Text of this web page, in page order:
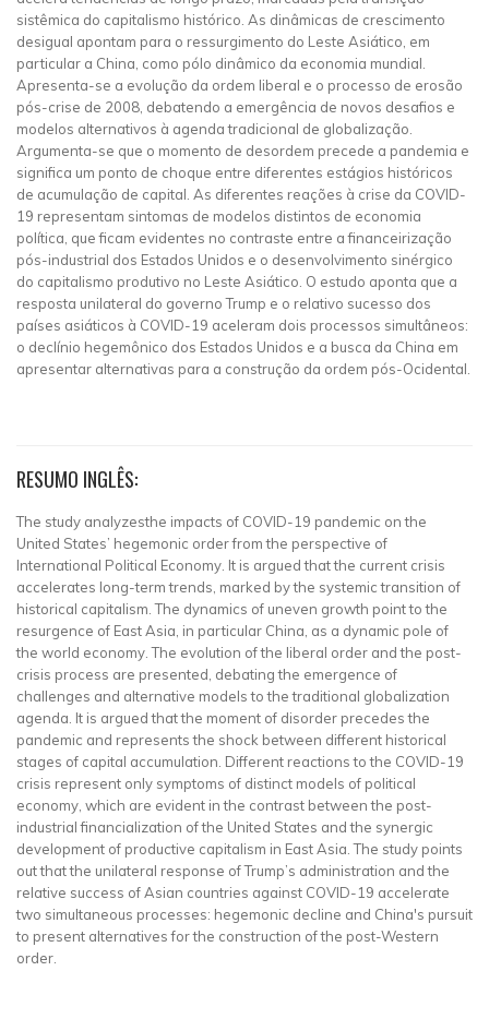
sistêmica do capitalismo histórico. As dinâmicas de crescimento
desigual apontam para o ressurgimento do Leste Asiático, em
particular a China, como pólo dinâmico da economia mundial.
Apresenta-se a evolução da ordem liberal e o processo de erosão
pós-crise de 2008, debatendo a emergência de novos desafios e
modelos alternativos à agenda tradicional de globalização.
Argumenta-se que o momento de desordem precede a pandemia e
significa um ponto de choque entre diferentes estágios históricos
de acumulação de capital. As diferentes reações à crise da COVID-
19 representam sintomas de modelos distintos de economia
política, que ficam evidentes no contraste entre a financeirização
pós-industrial dos Estados Unidos e o desenvolvimento sinérgico
do capitalismo produtivo no Leste Asiático. O estudo aponta que a
resposta unilateral do governo Trump e o relativo sucesso dos
países asiáticos à COVID-19 aceleram dois processos simultâneos:
o declínio hegemônico dos Estados Unidos e a busca da China em
apresentar alternativas para a construção da ordem pós-Ocidental.
RESUMO INGLÊS:
The study analyzesthe impacts of COVID-19 pandemic on the
United States’ hegemonic order from the perspective of
International Political Economy. It is argued that the current crisis
accelerates long-term trends, marked by the systemic transition of
historical capitalism. The dynamics of uneven growth point to the
resurgence of East Asia, in particular China, as a dynamic pole of
the world economy. The evolution of the liberal order and the post-
crisis process are presented, debating the emergence of
challenges and alternative models to the traditional globalization
agenda. It is argued that the moment of disorder precedes the
pandemic and represents the shock between different historical
stages of capital accumulation. Different reactions to the COVID-19
crisis represent only symptoms of distinct models of political
economy, which are evident in the contrast between the post-
industrial financialization of the United States and the synergic
development of productive capitalism in East Asia. The study points
out that the unilateral response of Trump’s administration and the
relative success of Asian countries against COVID-19 accelerate
two simultaneous processes: hegemonic decline and China's pursuit
to present alternatives for the construction of the post-Western
order.